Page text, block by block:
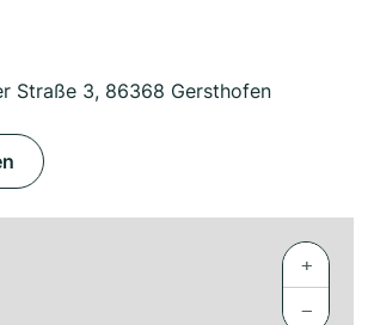
Straße 3, 86368 Gersthofen
+
−